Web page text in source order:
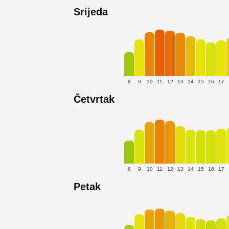
Srijeda
8 9 10 11 12 13 14 15 16 17
Četvrtak
8 9 10 11 12 13 14 15 16 17
Petak